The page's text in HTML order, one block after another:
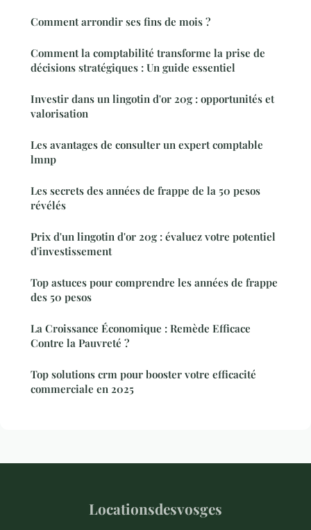
Comment arrondir ses fins de mois ?
Comment la comptabilité transforme la prise de
décisions stratégiques : Un guide essentiel
Investir dans un lingotin d'or 20g : opportunités et
valorisation
Les avantages de consulter un expert comptable
lmnp
Les secrets des années de frappe de la 50 pesos
révélés
Prix d'un lingotin d'or 20g : évaluez votre potentiel
d'investissement
Top astuces pour comprendre les années de frappe
des 50 pesos
La Croissance Économique : Remède Efficace
Contre la Pauvreté ?
Top solutions crm pour booster votre efficacité
commerciale en 2025
Locationsdesvosges